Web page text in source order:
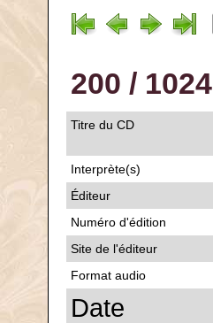
200 / 1024
Titre du CD
Interprète(s)
Éditeur
Numéro d'édition
Site de l'éditeur
Format audio
Date